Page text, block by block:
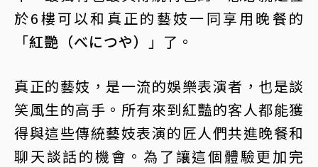
於6樓可以和真正的藝妓一同享用晚餐的
「紅艷（べにつや） 」了。
真正的藝妓，是一流的娛樂表演者，也是談
笑風生的高手。所有來到紅豔的客人都能獲
得與這些傳統藝妓表演的匠人們共進晚餐和
聊天談話的機會。為了讓這個體驗更加完